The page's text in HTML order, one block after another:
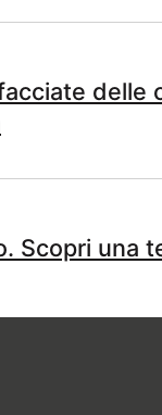
delle
Scopri una